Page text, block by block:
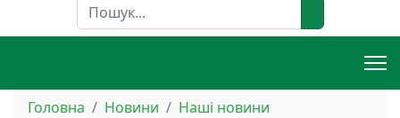
Пошук
Головна Новини
Наші новини